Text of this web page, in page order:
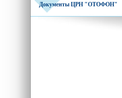
Документы ЦРН "ОТОФОН"